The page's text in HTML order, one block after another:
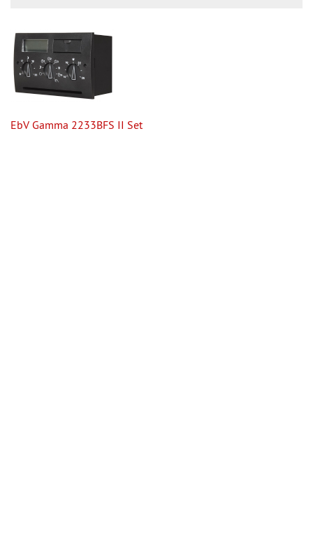
EbV Gamma 2233BFS II Set